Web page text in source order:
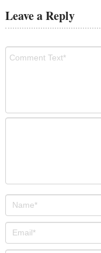
Leave a Reply